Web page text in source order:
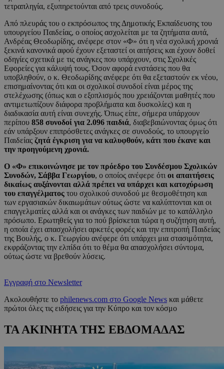
τετραπληγία, εξυπηρετούνται από τρεις συνοδούς.
Από πλευράς του ο εκπρόσωπος της Δημοτικής Εκπαίδευσης του
υπουργείου Παιδείας, ο οποίος ασχολείται με τα ζητήματα αυτά,
Ανδρέας Θεοδωρίδης, ανέφερε στον «Φ» ότι η νέα σχολική χρονιά
ξεκινά κανονικά αφού έχουν εξεταστεί οι αιτήσεις και έχουν δοθεί
οδηγίες σχετικά με τις ανάγκες που υπάρχουν, στις Σχολικές
Εφορείες για κάλυψή τους. Όσον αφορά ενστάσεις που θα
υποβληθούν, ο κ. Θεοδωρίδης ανέφερε ότι θα εξεταστούν εκ νέου,
επισημαίνοντας ότι και οι σχολικοί συνοδοί είναι μέρος της
στελέχωσης (όπως και ο εξοπλισμός που χρειάζονται μαθητές που
αντιμετωπίζουν διάφορα προβλήματα και δυσκολίες) και η
διαδικασία αυτή είναι συνεχής. Όπως είπε, σήμερα υπάρχουν
περίπου 858 συνοδοί για 2.096 παιδιά, διαβεβαιώνοντας όμως ότι
εάν υπάρξουν επιπρόσθετες ανάγκες σε συνοδούς, το υπουργείο
Παιδείας ζητά έγκριση για να καλυφθούν, κάτι που έκανε και
την προηγούμενη χρονιά.
Ο «Φ» επικοινώνησε με τον πρόεδρο του Συνδέσμου Σχολικών
Συνοδών, Σάββα Γεωργίου, ο οποίος ανέφερε ότι οι απαιτήσεις
δικαίως αυξάνονται αλλά πρέπει να υπάρχει και κατοχύρωση
του επαγγέλματος του σχολικού συνοδού με θεσμοθέτηση και
των εργασιακών δικαιωμάτων ούτως ώστε να καλύπτονται και οι
επαγγελματίες αλλά και οι ανάγκες των παιδιών με το κατάλληλο
πρόσωπο. Ερωτηθείς για το πού βρίσκεται τώρα η συζήτηση αυτή,
η οποία έχει απασχολήσει αρκετές φορές και την επιτροπή Παιδείας
της Βουλής, ο κ. Γεωργίου ανέφερε ότι υπάρχει μια στασιμότητα,
εκφράζοντας την ελπίδα ότι το θέμα θα απασχολήσει σύντομα,
ούτως ώστε να βρεθούν λύσεις.
Εγγραφή στο Newsletter
Ακολουθήστε το philenews.com στο Google News και μάθετε
πρώτοι όλες τις ειδήσεις για την Κύπρο και τον κόσμο
ΤΑ ΑΚΙΝΗΤΑ ΤΗΣ ΕΒΔΟΜΑΔΑΣ